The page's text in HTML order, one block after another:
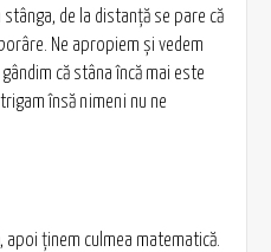
de la distanţă se pare că
Ne apropiem şi vedem
că stâna încă mai este
însă nimeni nu ne
apoi ţinem culmea matematică.